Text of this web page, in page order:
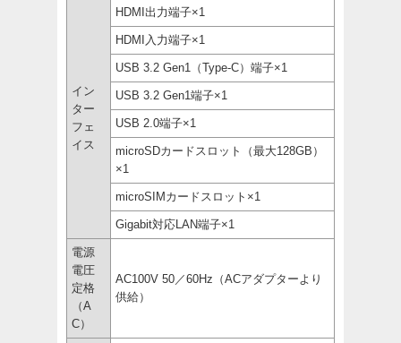
イン
ター
フェ
イス
HDMI出力端子×1
HDMI入力端子×1
USB 3.2 Gen1（Type-C）端子×1
USB 3.2 Gen1端子×1
USB 2.0端子×1
microSDカードスロット（最大128GB）
×1
microSIMカードスロット×1
Gigabit対応LAN端子×1
電源
電圧
定格
（A
C）
AC100V 50／60Hz（ACアダプターより
供給）